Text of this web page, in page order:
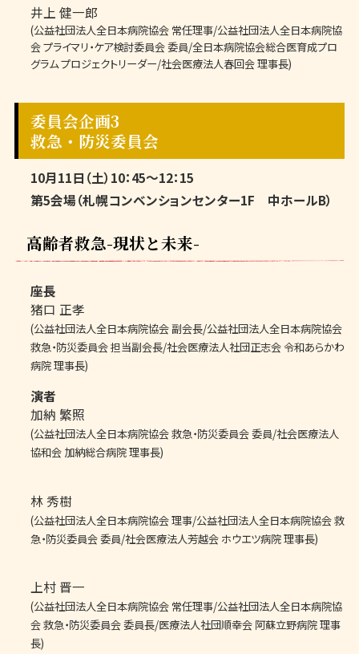
井上 健一郎
(公益社団法人全日本病院協会 常任理事/公益社団法人全日本病院協
会 プライマリ・ケア検討委員会 委員/全日本病院協会総合医育成プロ
グラム プロジェクトリーダー/社会医療法人春回会 理事長)
委員会企画3
救急・防災委員会
10月11日（土）10：45～12：15
第5会場（札幌コンベンションセンター1F 中ホールB）
高齢者救急-現状と未来-
座長
猪口 正孝
(公益社団法人全日本病院協会 副会長/公益社団法人全日本病院協会
救急・防災委員会 担当副会長/社会医療法人社団正志会 令和あらかわ
病院 理事長)
演者
加納 繁照
(公益社団法人全日本病院協会 救急・防災委員会 委員/社会医療法人
協和会 加納総合病院 理事長)
林 秀樹
(公益社団法人全日本病院協会 理事/公益社団法人全日本病院協会 救
急・防災委員会 委員/社会医療法人芳越会 ホウエツ病院 理事長)
上村 晋一
(公益社団法人全日本病院協会 常任理事/公益社団法人全日本病院協
会 救急・防災委員会 委員長/医療法人社団順幸会 阿蘇立野病院 理事
長)